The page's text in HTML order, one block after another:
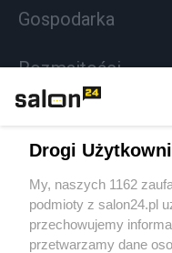
Gospodarka
Rozmaitości
Sport
Społeczeństwo
Drogi
My, naszych 1162
podmioty z salon24.pl
przechowujemy
przetwarzamy dane